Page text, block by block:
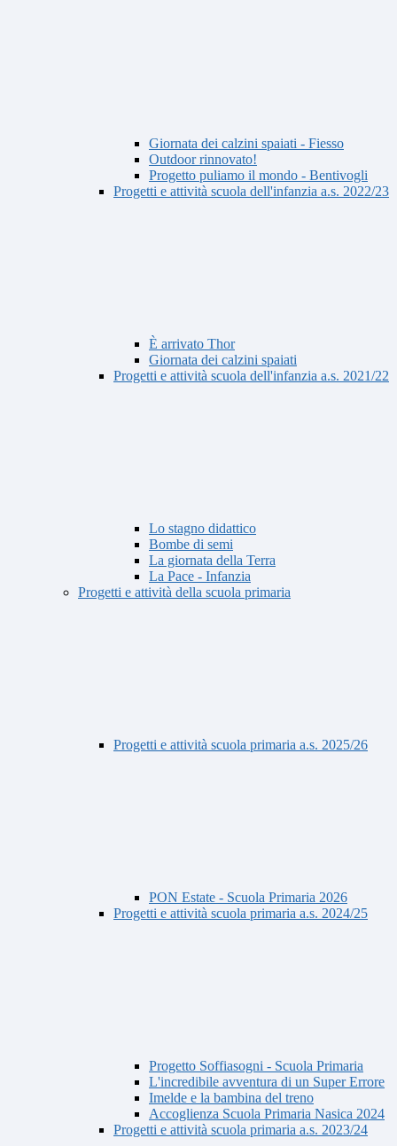
Giornata dei calzini spaiati - Fiesso
Outdoor rinnovato!
Progetto puliamo il mondo - Bentivogli
Progetti e attività scuola dell'infanzia a.s. 2022/23
È arrivato Thor
Giornata dei calzini spaiati
Progetti e attività scuola dell'infanzia a.s. 2021/22
Lo stagno didattico
Bombe di semi
La giornata della Terra
La Pace - Infanzia
Progetti e attività della scuola primaria
Progetti e attività scuola primaria a.s. 2025/26
PON Estate - Scuola Primaria 2026
Progetti e attività scuola primaria a.s. 2024/25
Progetto Soffiasogni - Scuola Primaria
L'incredibile avventura di un Super Errore
Imelde e la bambina del treno
Accoglienza Scuola Primaria Nasica 2024
Progetti e attività scuola primaria a.s. 2023/24